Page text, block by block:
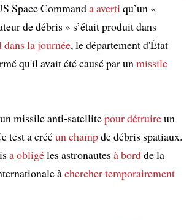
Space Commanda avertiqu’un «
de débris » s’était produit dans
dans la journée, le département d'État
qu'il avait été causé par unmissile
missile anti-satellitepour détruireun
test a crééun champde débris spatiaux.
a obligéles astronautesà bordde la
àchercher temporairement